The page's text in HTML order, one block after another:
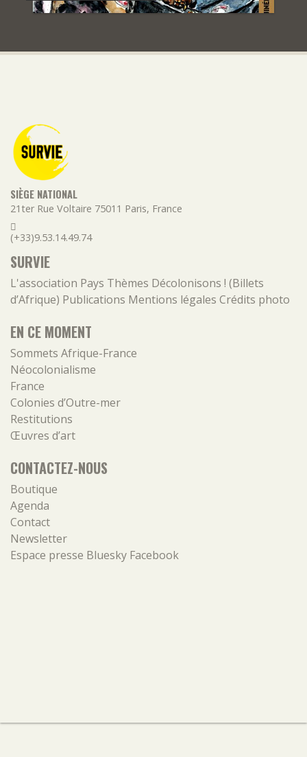
SIÈGE NATIONAL
21ter Rue Voltaire 75011 Paris, France
(+33)9.53.14.49.74
SURVIE
L'association Pays Thèmes Décolonisons ! (Billets
d’Afrique) Publications Mentions légales Crédits photo
EN CE MOMENT
Sommets Afrique-France
Néocolonialisme
France
Colonies d’Outre-mer
Restitutions
Œuvres d’art
CONTACTEZ-NOUS
Boutique
Agenda
Contact
Newsletter
Espace presse Bluesky Facebook